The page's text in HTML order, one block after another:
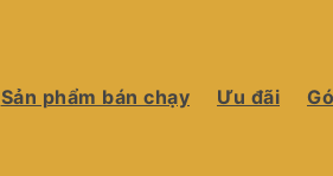
Sản phẩm bán chạy Ưu đãi